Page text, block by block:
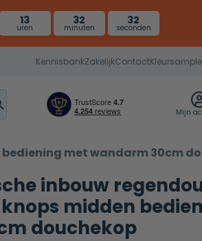
13
uren
32
minuten
31
seconden
KennisbankZakelijkContact
Mijn
met wandarm 30cm
inbouw
midden
douchekop